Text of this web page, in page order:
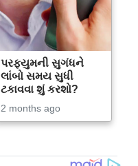
પરફ્યુમની સુગંધને
લાંબો સમય સુધી
ટકાવવા શું કરશો?
2 months ago